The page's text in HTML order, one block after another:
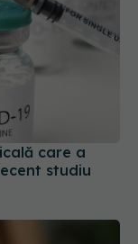
care a
studiu